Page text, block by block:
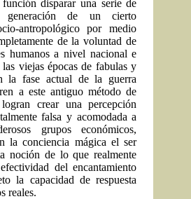
disparar una serie de
generación de un cierto
antropológico por medio
de la voluntad de
humanos a nivel nacional e
viejas épocas de fabulas y
la fase actual de la guerra
a este antiguo método de
crear una percepción
falsa y acomodada a
grupos económicos,
la conciencia mágica el ser
noción de lo que realmente
del encantamiento
la capacidad de respuesta
reales.